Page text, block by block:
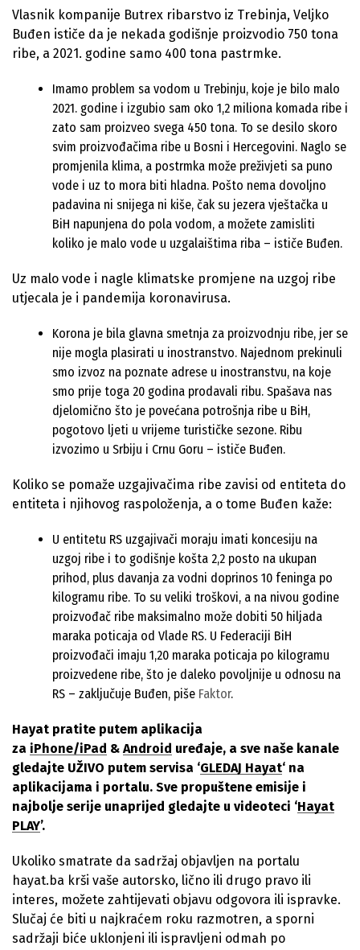
Vlasnik kompanije Butrex ribarstvo iz Trebinja, Veljko
Buđen ističe da je nekada godišnje proizvodio 750 tona
ribe, a 2021. godine samo 400 tona pastrmke.
Imamo problem sa vodom u Trebinju, koje je bilo malo
2021. godine i izgubio sam oko 1,2 miliona komada ribe i
zato sam proizveo svega 450 tona. To se desilo skoro
svim proizvođačima ribe u Bosni i Hercegovini. Naglo se
promjenila klima, a postrmka može preživjeti sa puno
vode i uz to mora biti hladna. Pošto nema dovoljno
padavina ni snijega ni kiše, čak su jezera vještačka u
BiH napunjena do pola vodom, a možete zamisliti
koliko je malo vode u uzgalaištima riba – ističe Buđen.
Uz malo vode i nagle klimatske promjene na uzgoj ribe
utjecala je i pandemija koronavirusa.
Korona je bila glavna smetnja za proizvodnju ribe, jer se
nije mogla plasirati u inostranstvo. Najednom prekinuli
smo izvoz na poznate adrese u inostranstvu, na koje
smo prije toga 20 godina prodavali ribu. Spašava nas
djelomično što je povećana potrošnja ribe u BiH,
pogotovo ljeti u vrijeme turističke sezone. Ribu
izvozimo u Srbiju i Crnu Goru – ističe Buđen.
Koliko se pomaže uzgajivačima ribe zavisi od entiteta do
entiteta i njihovog raspoloženja, a o tome Buđen kaže:
U entitetu RS uzgajivači moraju imati koncesiju na
uzgoj ribe i to godišnje košta 2,2 posto na ukupan
prihod, plus davanja za vodni doprinos 10 feninga po
kilogramu ribe. To su veliki troškovi, a na nivou godine
proizvođač ribe maksimalno može dobiti 50 hiljada
maraka poticaja od Vlade RS. U Federaciji BiH
proizvođači imaju 1,20 maraka poticaja po kilogramu
proizvedene ribe, što je daleko povoljnije u odnosu na
RS – zaključuje Buđen, piše Faktor.
Hayat pratite putem aplikacija
za iPhone/iPad & Android uređaje, a sve naše kanale
gledajte UŽIVO putem servisa ‘GLEDAJ Hayat‘ na
aplikacijama i portalu. Sve propuštene emisije i
najbolje serije unaprijed gledajte u videoteci ‘Hayat
PLAY’.
Ukoliko smatrate da sadržaj objavljen na portalu
hayat.ba krši vaše autorsko, lično ili drugo pravo ili
interes, možete zahtijevati objavu odgovora ili ispravke.
Slučaj će biti u najkraćem roku razmotren, a sporni
sadržaji biće uklonjeni ili ispravljeni odmah po